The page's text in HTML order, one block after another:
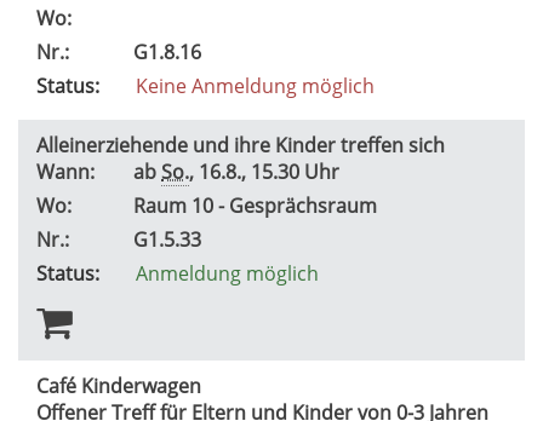
Wo:
Nr.:
G1.8.16
Status:
Keine Anmeldung möglich
Alleinerziehende und ihre Kinder treffen sich
Wann:
abSo., 16.8., 15.30 Uhr
Wo:
Raum 10 - Gesprächsraum
Nr.:
G1.5.33
Status:
Anmeldung möglich
Café Kinderwagen
Offener Treff für Eltern und Kinder von 0-3 Jahren